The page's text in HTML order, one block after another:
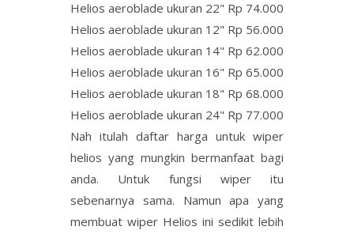
Helios aeroblade ukuran 22" Rp 74.000
Helios aeroblade ukuran 12" Rp 56.000
Helios aeroblade ukuran 14" Rp 62.000
Helios aeroblade ukuran 16" Rp 65.000
Helios aeroblade ukuran 18" Rp 68.000
Helios aeroblade ukuran 24" Rp 77.000
Nah itulah daftar harga untuk wiper
helios yang mungkin bermanfaat bagi
anda. Untuk fungsi wiper itu
sebenarnya sama. Namun apa yang
membuat wiper Helios ini sedikit lebih